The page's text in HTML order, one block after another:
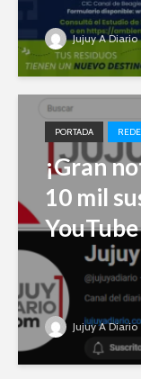
Jujuy A Diario
PORTADA
¡Gran
10 mil
YouTube
Jujuy A Diario